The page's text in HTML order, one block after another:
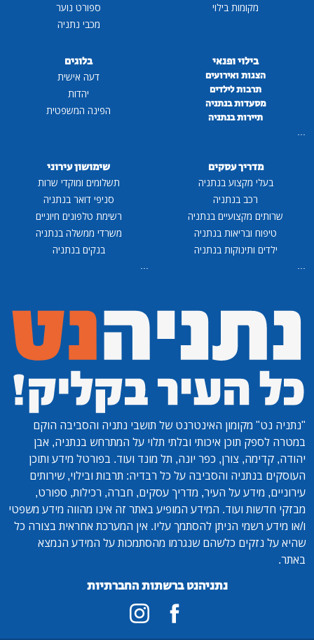
מקומות בילוי
ספורט נוער
מכבי נתניה
בילוי ופנאי
הצגות ואירועים
תרבות לילדים
מסעדות בנתניה
תיירות בנתניה
...
בלוגים
דעה אישית
יהדות
הפינה המשפטית
מדריך עסקים
בעלי מקצוע בנתניה
רכב בנתניה
שרותים מקצועיים בנתניה
טיפוח ובריאות בנתניה
ילדים ותינוקות בנתניה
...
שימושון עירוני
תשלומים ומוקדי שרות
סניפי דואר בנתניה
רשימת טלפונים חיוניים
משרדי ממשלה בנתניה
בנקים בנתניה
...
"נתניה נט" מקומון האינטרנט של תושבי נתניה והסביבה הוקם
במטרה לספק תוכן איכותי ובלתי תלוי על המתרחש בנתניה, אבן
יהודה, קדימה, צורן, כפר יונה, תל מונד ועוד. בפורטל מידע ותוכן
העוסקים בנתניה והסביבה על כל רבדיה: תרבות ובילוי, שירותים
עירוניים, מידע על העיר, מדריך עסקים, חברה, רכילות, ספורט,
מבזקי חדשות ועוד. המידע המופיע באתר זה אינו מהווה מידע משפטי
ו/או מידע רשמי הניתן להסתמך עליו. אין המערכת אחראית בצורה כל
שהיא על נזקים כלשהם שנגרמו מהסתמכות על המידע הנמצא
באתר.
נתניהנט ברשתות החברתיות